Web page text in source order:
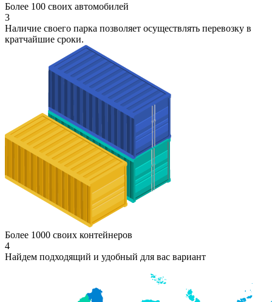
Более 100 своих автомобилей
3
Наличие своего парка позволяет осуществлять перевозку в
кратчайшие сроки.
Более 1000 своих контейнеров
4
Найдем подходящий и удобный для вас вариант